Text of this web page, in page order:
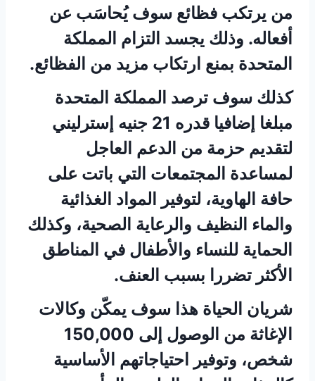
من يرتكب فظائع سوف يُحاسَب عن
أفعاله. وذلك يجسد التزام المملكة
المتحدة بمنع ارتكاب مزيد من الفظائع.
كذلك سوف ترصد المملكة المتحدة
مبلغا إضافيا قدره 21 جنيه إسترليني
لتقديم حزمة من الدعم العاجل
لمساعدة المجتمعات التي باتت على
حافة الهاوية، لتوفير المواد الغذائية
والماء النظيف والرعاية الصحية، وكذلك
الحماية للنساء والأطفال في المناطق
الأكثر تضررا بسبب العنف.
شريان الحياة هذا سوف يمكّن وكالات
الإغاثة من الوصول إلى 150,000
شخص، وتوفير احتياجاتهم الأساسية